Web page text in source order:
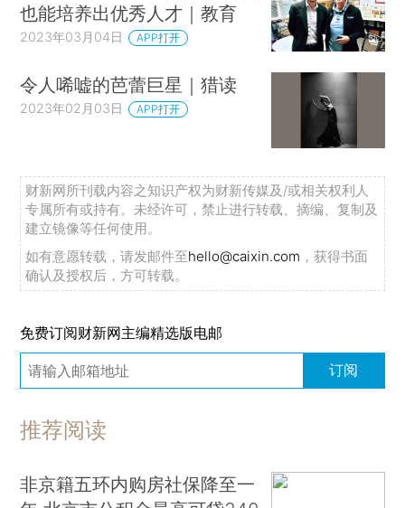
也能培养出优秀人才｜教育
2023年03月04日 APP打开
令人唏嘘的芭蕾巨星｜猎读
2023年02月03日 APP打开
财新网所刊载内容之知识产权为财新传媒及/或相关权利人
专属所有或持有。未经许可，禁止进行转载、摘编、复制及
建立镜像等任何使用。
如有意愿转载，请发邮件至hello@caixin.com ，获得书面
确认及授权后，方可转载。
免费订阅财新网主编精选版电邮
订阅
推荐阅读
非京籍五环内购房社保降至一